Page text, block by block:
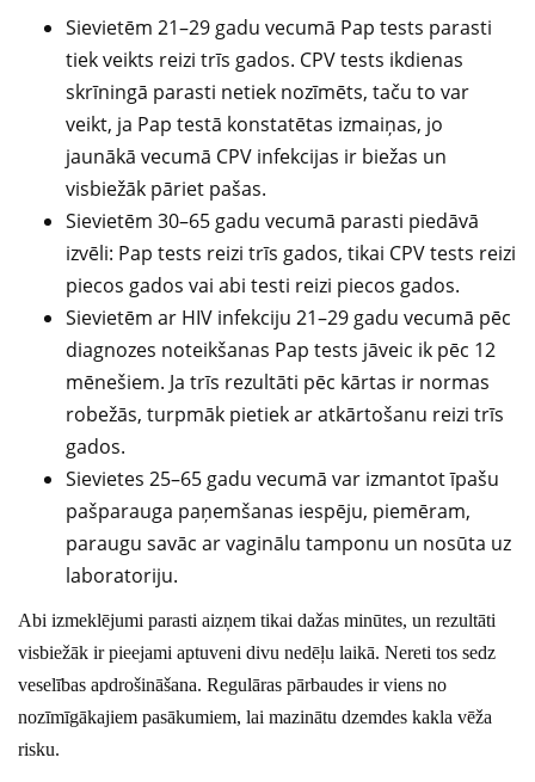
Sievietēm 21–29 gadu vecumā Pap tests parasti
tiek veikts reizi trīs gados. CPV tests ikdienas
skrīningā parasti netiek nozīmēts, taču to var
veikt, ja Pap testā konstatētas izmaiņas, jo
jaunākā vecumā CPV infekcijas ir biežas un
visbiežāk pāriet pašas.
Sievietēm 30–65 gadu vecumā parasti piedāvā
izvēli: Pap tests reizi trīs gados, tikai CPV tests reizi
piecos gados vai abi testi reizi piecos gados.
Sievietēm ar HIV infekciju 21–29 gadu vecumā pēc
diagnozes noteikšanas Pap tests jāveic ik pēc 12
mēnešiem. Ja trīs rezultāti pēc kārtas ir normas
robežās, turpmāk pietiek ar atkārtošanu reizi trīs
gados.
Sievietes 25–65 gadu vecumā var izmantot īpašu
pašparauga paņemšanas iespēju, piemēram,
paraugu savāc ar vaginālu tamponu un nosūta uz
laboratoriju.
Abi izmeklējumi parasti aizņem tikai dažas minūtes, un rezultāti
visbiežāk ir pieejami aptuveni divu nedēļu laikā. Nereti tos sedz
veselības apdrošināšana. Regulāras pārbaudes ir viens no
nozīmīgākajiem pasākumiem, lai mazinātu dzemdes kakla vēža
risku.